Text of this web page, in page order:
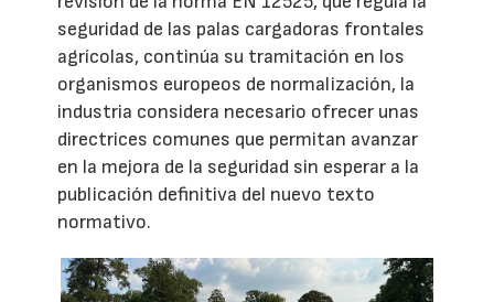
seguridad de las palas cargadoras frontales
agrícolas, continúa su tramitación en los
organismos europeos de normalización, la
industria considera necesario ofrecer unas
directrices comunes que permitan avanzar
en la mejora de la seguridad sin esperar a la
publicación definitiva del nuevo texto
normativo.